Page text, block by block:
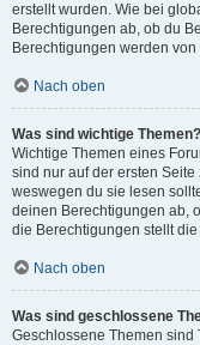
erstellt wurden. Wie bei
Berechtigungen ab, ob du
Berechtigungen werden
Nach oben
Was sind wichtige Themen?
Wichtige Themen eines
sind nur auf der ersten
weswegen du sie lesen
deinen Berechtigungen ab,
die Berechtigungen stellt
Nach oben
Was sind geschlossene
Geschlossene Themen sind